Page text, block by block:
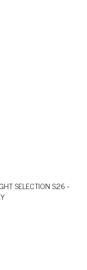
SELECTION S26 -